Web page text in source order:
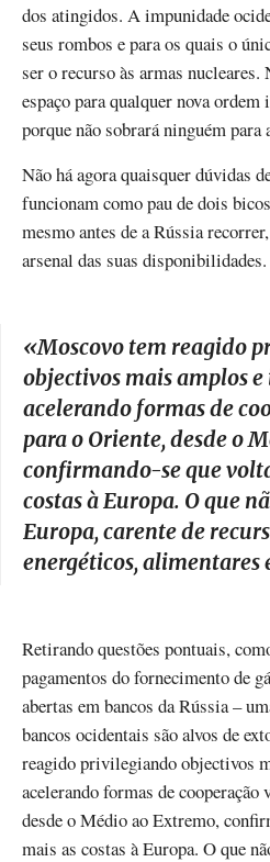
dos atingidos. A impunidade
seus rombos e para os quais o
ser o recurso às armas nucleares.
espaço para qualquer nova
porque não sobrará ninguém para
Não há agora quaisquer dúvidas
funcionam como pau de dois
mesmo antes de a Rússia
arsenal das suas disponibilidades.
«Moscovo tem reagido
objectivos mais amplos
acelerando formas de
para o Oriente, desde o
confirmando-se que
costas à Europa. O que
Europa, carente de
energéticos, alimentares
Retirando questões pontuais,
pagamentos do fornecimento de
abertas em bancos da Rússia –
bancos ocidentais são alvos de
reagido privilegiando objectivos
acelerando formas de
desde o Médio ao Extremo,
mais as costas à Europa. O que